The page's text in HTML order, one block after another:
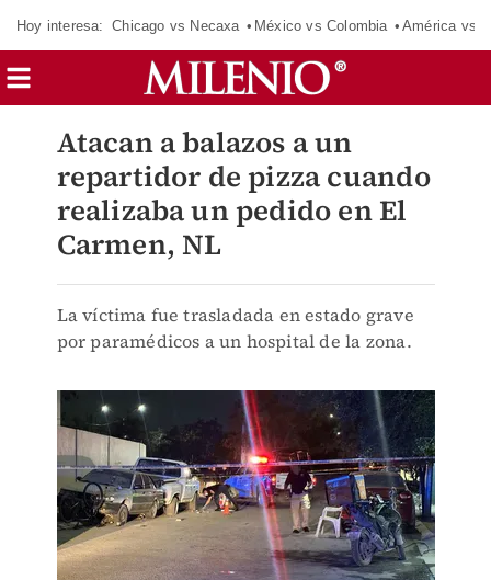
Hoy interesa: Chicago vs Necaxa México vs Colombia América vs
Atacan a balazos a un
repartidor de pizza cuando
realizaba un pedido en El
Carmen, NL
La víctima fue trasladada en estado grave
por paramédicos a un hospital de la zona.